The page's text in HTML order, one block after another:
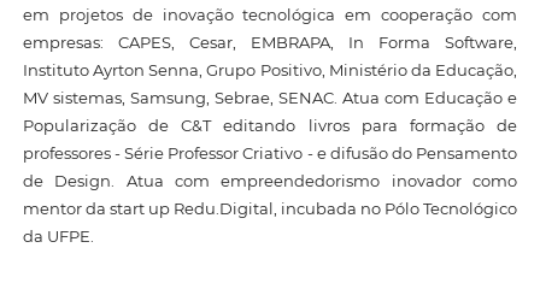
em projetos de inovação tecnológica em cooperação com
empresas: CAPES, Cesar, EMBRAPA, In Forma Software,
Instituto Ayrton Senna, Grupo Positivo, Ministério da Educação,
MV sistemas, Samsung, Sebrae, SENAC. Atua com Educação e
Popularização de C&T editando livros para formação de
professores - Série Professor Criativo - e difusão do Pensamento
de Design. Atua com empreendedorismo inovador como
mentor da start up Redu.Digital, incubada no Pólo Tecnológico
da UFPE.